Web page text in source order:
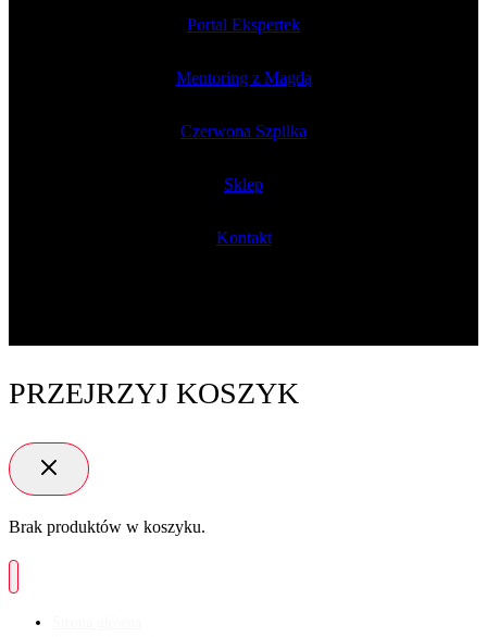
Portal Ekspertek
Mentoring z Magdą
Czerwona Szpilka
Sklep
Kontakt
PRZEJRZYJ KOSZYK
Brak produktów w koszyku.